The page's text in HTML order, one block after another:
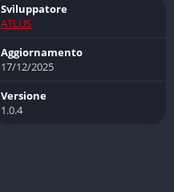
Sviluppatore
ATLUS
Aggiornamento
17/12/2025
Versione
1.0.4